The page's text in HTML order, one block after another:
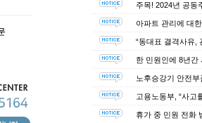
주목! 2024년 공동
아파트 관리에 대
“동대표 결격사유,
한 민원인에 8년간
노후승강기 안전
고용노동부, “사고
휴가 중 민원 전화